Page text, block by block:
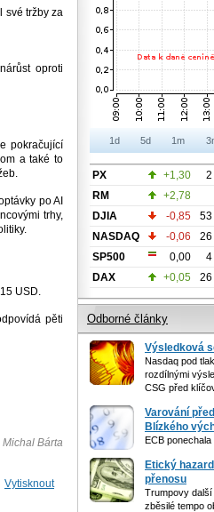
své tržby za
oproti
pokračující
a také to
po AI
trhy,
USD.
pěti
Michal Bárta
Vytisknout
1d 5d 1m
PX +1,30 2
RM
+2,78
DJIA
-0,85 53
NASDAQ
-0,06 26
SP500
0,00 4
DAX
+0,05 26
Odborné články
Výsledková
Nasdaq pod
rozdílnými
CSG před
Varování
Blízkého
ECB
Etický
přenosu
Trumpovy
zběsilé tempo